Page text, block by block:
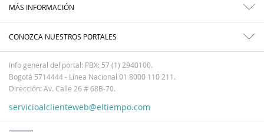
MÁS INFORMACIÓN
CONOZCA NUESTROS PORTALES
Info general del portal: PBX: 57 (1) 2940100.
Bogotá 5714444 - Línea Nacional 01 8000 110 211.
Dirección: Av. Calle 26 # 68B-70.
servicioalclienteweb@eltiempo.com